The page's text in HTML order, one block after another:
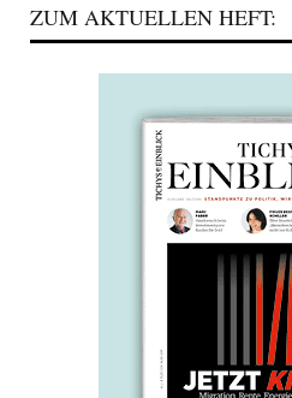
ZUM AKTUELLEN HEFT: